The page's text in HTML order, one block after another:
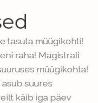
tasuta müügikohti!
raha! Magistrali
müügikohta!
suures
käib iga päev